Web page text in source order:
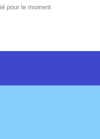
pour le moment.